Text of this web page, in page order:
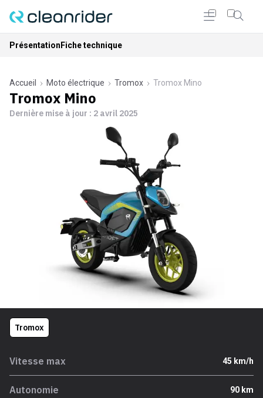
Présentation Fiche technique
Accueil Moto électrique Tromox Tromox Mino
Tromox Mino
Dernière mise à jour : 2 avril 2025
Tromox
Vitesse max 45 km/h
Autonomie 90 km